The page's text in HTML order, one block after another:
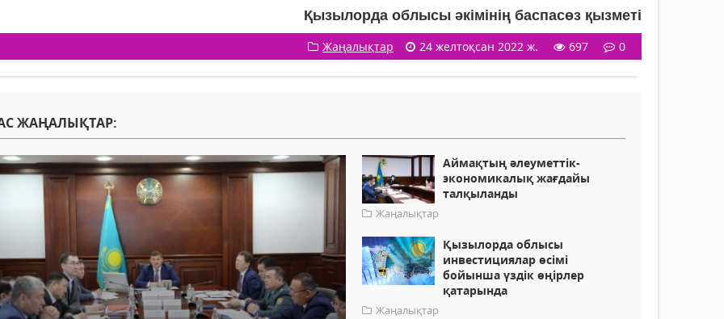
Қызылорда облысы әкімінің баспасөз қызметі
Жаңалықтар 24 желтоқсан 2022 ж. 697 0
ЖАҢАЛЫҚТАР:
Аймақтың әлеуметтік-
экономикалық жағдайы
талқыланды
Жаңалықтар
Қызылорда облысы
инвестициялар өсімі
бойынша үздік өңірлер
қатарында
Жаңалықтар